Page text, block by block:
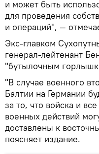
и может быть
для проведения
и операций", —
Экс-главком
генерал-лейтенант
"бутылочным
"В случае военного
Балтии на Германии
за то, что войска и
военных действий
доставлены к
поясняет издание.